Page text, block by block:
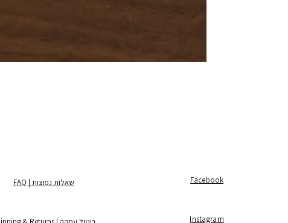
שאלות נפוצות | FAQ Facebook
Instagram